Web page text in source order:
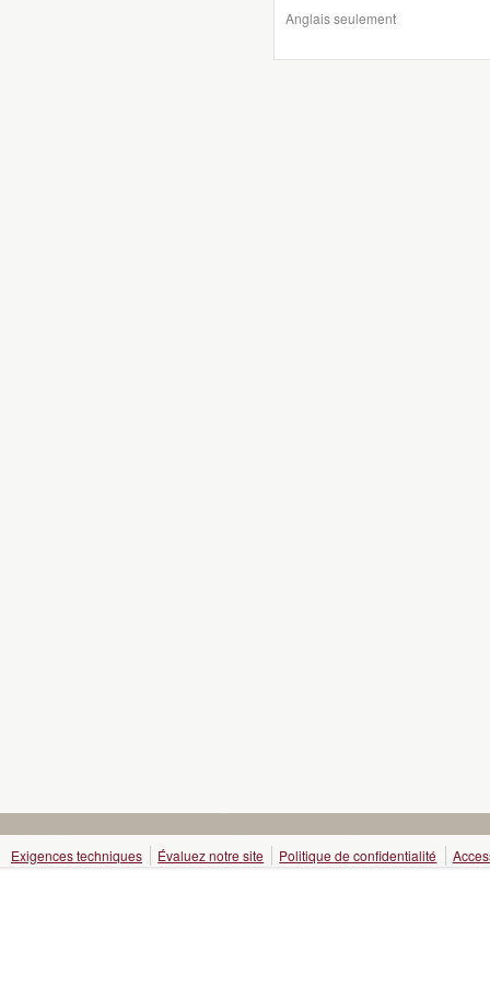
Anglais seulement
Exigences techniques Évaluez notre site Politique de confidentialité